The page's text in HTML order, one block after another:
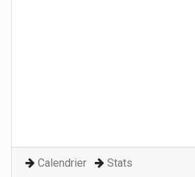
Calendrier Stats